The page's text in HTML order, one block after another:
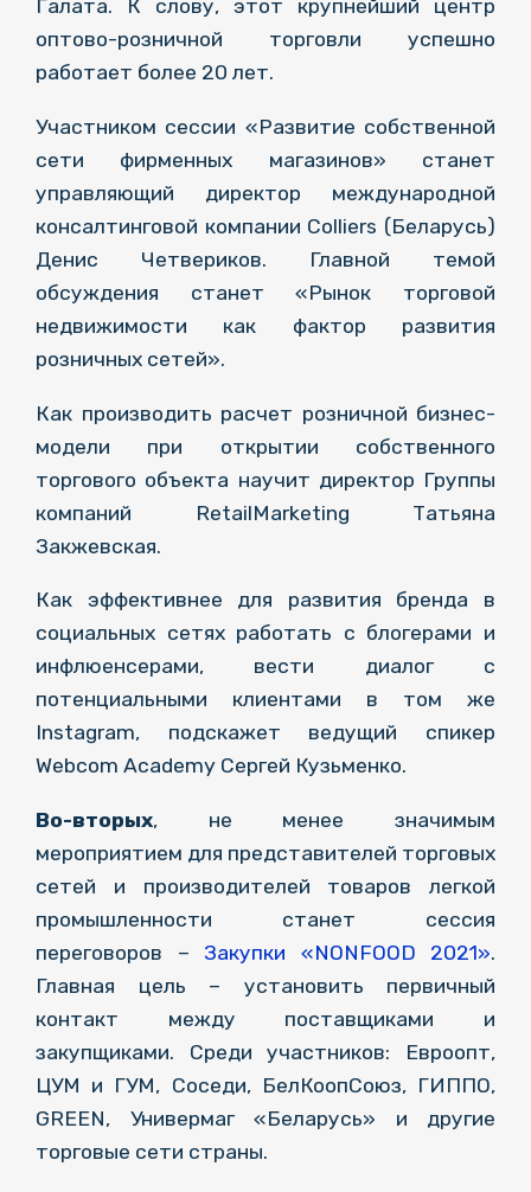
Галата. К слову, этот крупнейший центр
оптово-розничной торговли успешно
работает более 20 лет.
Участником сессии «Развитие собственной
сети фирменных магазинов» станет
управляющий директор международной
консалтинговой компании Colliers (Беларусь)
Денис Четвериков. Главной темой
обсуждения станет «Рынок торговой
недвижимости как фактор развития
розничных сетей».
Как производить расчет розничной бизнес-
модели при открытии собственного
торгового объекта научит директор Группы
компаний RetailMarketing Татьяна
Закжевская.
Как эффективнее для развития бренда в
социальных сетях работать с блогерами и
инфлюенсерами, вести диалог с
потенциальными клиентами в том же
Instagram, подскажет ведущий спикер
Webcom Academy Сергей Кузьменко.
Во-вторых, не менее значимым
мероприятием для представителей торговых
сетей и производителей товаров легкой
промышленности станет сессия
переговоров – Закупки «NONFOOD 2021».
Главная цель – установить первичный
контакт между поставщиками и
закупщиками. Среди участников: Евроопт,
ЦУМ и ГУМ, Соседи, БелКоопСоюз, ГИППО,
GREEN, Универмаг «Беларусь» и другие
торговые сети страны.